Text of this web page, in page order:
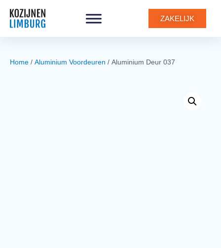
ZAKELIJK
Home / Aluminium Voordeuren / Aluminium Deur 037